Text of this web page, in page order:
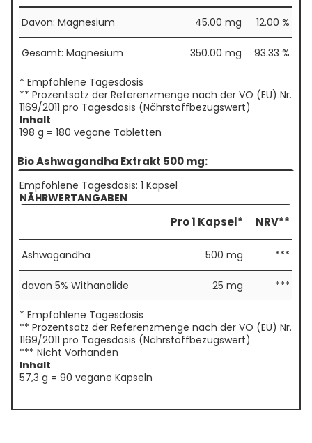
Davon: Magnesium 45.00 mg 12.00 %
Gesamt: Magnesium 350.00 mg 93.33 %
* Empfohlene Tagesdosis
** Prozentsatz der Referenzmenge nach der VO (EU) Nr.
1169/2011 pro Tagesdosis (Nährstoffbezugswert)
Inhalt
198 g = 180 vegane Tabletten
Bio Ashwagandha Extrakt 500 mg:
Empfohlene Tagesdosis: 1 Kapsel
NÄHRWERTANGABEN
Pro 1 Kapsel* NRV**
Ashwagandha 500 mg ***
davon 5% Withanolide 25 mg ***
* Empfohlene Tagesdosis
** Prozentsatz der Referenzmenge nach der VO (EU) Nr.
1169/2011 pro Tagesdosis (Nährstoffbezugswert)
*** Nicht Vorhanden
Inhalt
57,3 g = 90 vegane Kapseln